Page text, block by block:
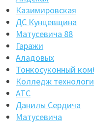
Казимировская
ДС Кунцевщина
Матусевича 88
Гаражи
Аладовых
Тонкосуконный
Колледж
АТС
Данилы Сердича
Матусевича